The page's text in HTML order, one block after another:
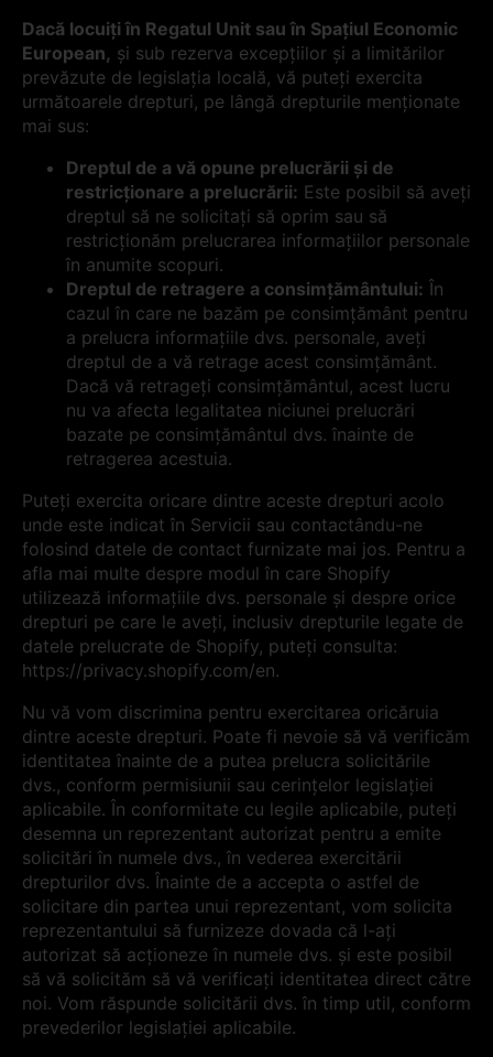
Dacă locuiți în Regatul Unit sau în Spațiul Economic
European, și sub rezerva excepțiilor și a limitărilor
prevăzute de legislația locală, vă puteți exercita
următoarele drepturi, pe lângă drepturile menționate
mai sus:
Dreptul de a vă opune prelucrării și de
restricționare a prelucrării: Este posibil să aveți
dreptul să ne solicitați să oprim sau să
restricționăm prelucrarea informațiilor personale
în anumite scopuri.
Dreptul de retragere a consimțământului: În
cazul în care ne bazăm pe consimțământ pentru
a prelucra informațiile dvs. personale, aveți
dreptul de a vă retrage acest consimțământ.
Dacă vă retrageți consimțământul, acest lucru
nu va afecta legalitatea niciunei prelucrări
bazate pe consimțământul dvs. înainte de
retragerea acestuia.
Puteți exercita oricare dintre aceste drepturi acolo
unde este indicat în Servicii sau contactându-ne
folosind datele de contact furnizate mai jos. Pentru a
afla mai multe despre modul în care Shopify
utilizează informațiile dvs. personale și despre orice
drepturi pe care le aveți, inclusiv drepturile legate de
datele prelucrate de Shopify, puteți consulta:
https://privacy.shopify.com/en.
Nu vă vom discrimina pentru exercitarea oricăruia
dintre aceste drepturi. Poate fi nevoie să vă verificăm
identitatea înainte de a putea prelucra solicitările
dvs., conform permisiunii sau cerințelor legislației
aplicabile. În conformitate cu legile aplicabile, puteți
desemna un reprezentant autorizat pentru a emite
solicitări în numele dvs., în vederea exercitării
drepturilor dvs. Înainte de a accepta o astfel de
solicitare din partea unui reprezentant, vom solicita
reprezentantului să furnizeze dovada că l-ați
autorizat să acționeze în numele dvs. și este posibil
să vă solicităm să vă verificați identitatea direct către
noi. Vom răspunde solicitării dvs. în timp util, conform
prevederilor legislației aplicabile.